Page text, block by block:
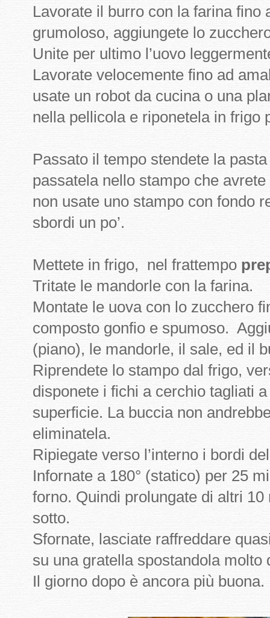
Lavorate il burro con la farina fino
grumoloso, aggiungete lo
Unite per ultimo l’uovo
Lavorate velocemente fino ad
usate un robot da cucina o una
nella pellicola e riponetela in frigo
Passato il tempo stendete la
passatela nello stampo che
non usate uno stampo con fondo
sbordi un po’.
Mettete in frigo, nel frattempo
Tritate le mandorle con la farina.
Montate le uova con lo zucchero
composto gonfio e spumoso.
(piano), le mandorle, il sale, ed il
Riprendete lo stampo dal frigo,
disponete i fichi a cerchio tagliati
superficie. La buccia non
eliminatela.
Ripiegate verso l’interno i bordi
Infornate a 180° (statico) per 25
forno. Quindi prolungate di altri
sotto.
Sfornate, lasciate raffreddare
su una gratella spostandola molto
Il giorno dopo è ancora più buona.